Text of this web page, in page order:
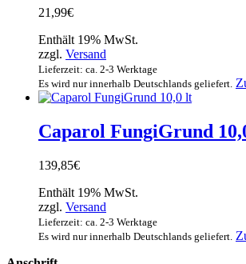
21,99€
Enthält 19% MwSt.
zzgl. Versand
Lieferzeit: ca. 2-3 Werktage
Es wird nur innerhalb Deutschlands geliefert.
Caparol FungiGrund
139,85€
Enthält 19% MwSt.
zzgl. Versand
Lieferzeit: ca. 2-3 Werktage
Es wird nur innerhalb Deutschlands geliefert.